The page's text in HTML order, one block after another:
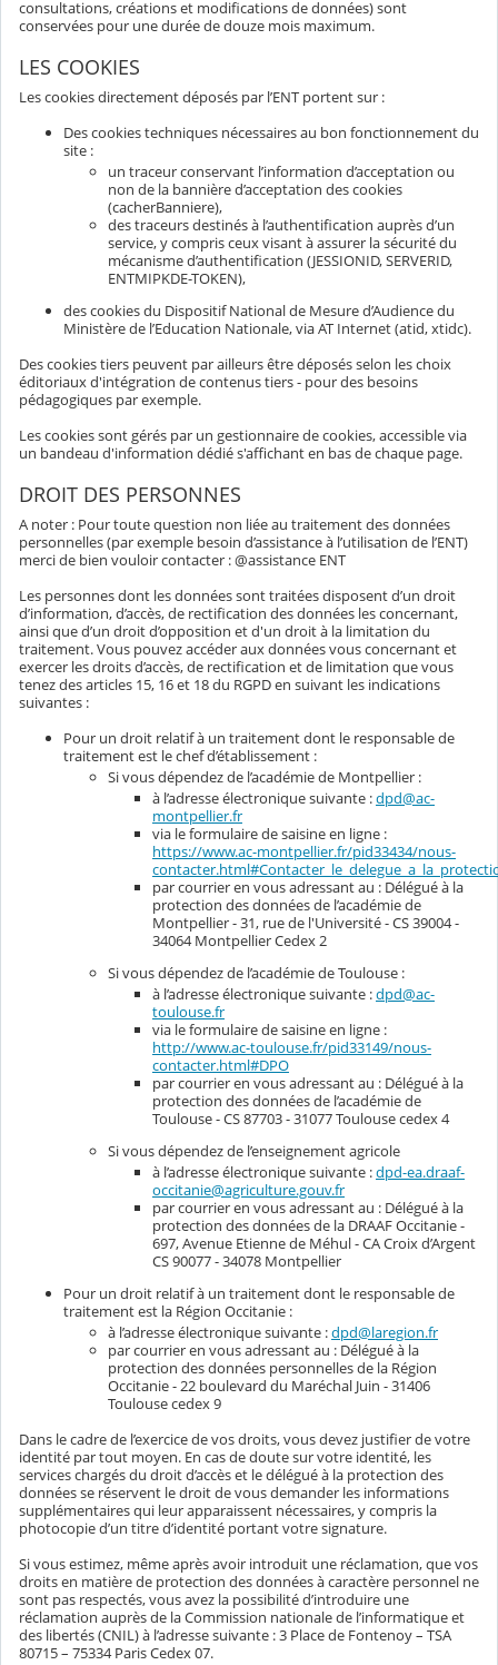
consultations, créations et modifications de données) sont
conservées pour une durée de douze mois maximum.
LES COOKIES
Les cookies directement déposés par l’ENT portent sur :
Des cookies techniques nécessaires au bon fonctionnement du
site :
un traceur conservant l’information d’acceptation ou
non de la bannière d’acceptation des cookies
(cacherBanniere),
des traceurs destinés à l’authentification auprès d’un
service, y compris ceux visant à assurer la sécurité du
mécanisme d’authentification (JESSIONID, SERVERID,
ENTMIPKDE-TOKEN),
des cookies du Dispositif National de Mesure d’Audience du
Ministère de l’Education Nationale, via AT Internet (atid, xtidc).
Des cookies tiers peuvent par ailleurs être déposés selon les choix
éditoriaux d'intégration de contenus tiers - pour des besoins
pédagogiques par exemple.
Les cookies sont gérés par un gestionnaire de cookies, accessible via
un bandeau d'information dédié s'affichant en bas de chaque page.
DROIT DES PERSONNES
A noter : Pour toute question non liée au traitement des données
personnelles (par exemple besoin d’assistance à l’utilisation de l’ENT)
merci de bien vouloir contacter : @assistance ENT
Les personnes dont les données sont traitées disposent d’un droit
d’information, d’accès, de rectification des données les concernant,
ainsi que d’un droit d’opposition et d'un droit à la limitation du
traitement. Vous pouvez accéder aux données vous concernant et
exercer les droits d’accès, de rectification et de limitation que vous
tenez des articles 15, 16 et 18 du RGPD en suivant les indications
suivantes :
Pour un droit relatif à un traitement dont le responsable de
traitement est le chef d’établissement :
Si vous dépendez de l’académie de Montpellier :
à l’adresse électronique suivante :dpd@ac-
montpellier.fr
via le formulaire de saisine en ligne :
https://www.ac-montpellier.fr/pid33434/nous-
par courrier en vous adressant au : Délégué à la
protection des données de l’académie de
Montpellier - 31, rue de l'Université - CS 39004 -
34064 Montpellier Cedex 2
Si vous dépendez de l’académie de Toulouse :
à l’adresse électronique suivante :dpd@ac-
toulouse.fr
via le formulaire de saisine en ligne :
http://www.ac-toulouse.fr/pid33149/nous-
contacter.html#DPO
par courrier en vous adressant au : Délégué à la
protection des données de l’académie de
Toulouse - CS 87703 - 31077 Toulouse cedex 4
Si vous dépendez de l’enseignement agricole
à l’adresse électronique suivante :dpd-ea.draaf-
occitanie@agriculture.gouv.fr
par courrier en vous adressant au : Délégué à la
protection des données de la DRAAF Occitanie -
697, Avenue Etienne de Méhul - CA Croix d’Argent
CS 90077 - 34078 Montpellier
Pour un droit relatif à un traitement dont le responsable de
traitement est la Région Occitanie :
à l’adresse électronique suivante :dpd@laregion.fr
par courrier en vous adressant au : Délégué à la
protection des données personnelles de la Région
Occitanie - 22 boulevard du Maréchal Juin - 31406
Toulouse cedex 9
Dans le cadre de l’exercice de vos droits, vous devez justifier de votre
identité par tout moyen. En cas de doute sur votre identité, les
services chargés du droit d’accès et le délégué à la protection des
données se réservent le droit de vous demander les informations
supplémentaires qui leur apparaissent nécessaires, y compris la
photocopie d’un titre d’identité portant votre signature.
Si vous estimez, même après avoir introduit une réclamation, que vos
droits en matière de protection des données à caractère personnel ne
sont pas respectés, vous avez la possibilité d’introduire une
réclamation auprès de la Commission nationale de l’informatique et
des libertés (CNIL) à l’adresse suivante : 3 Place de Fontenoy – TSA
80715 – 75334 Paris Cedex 07.